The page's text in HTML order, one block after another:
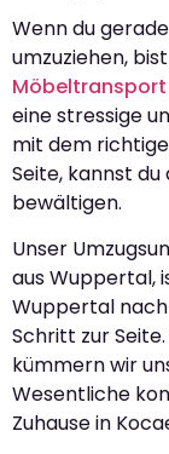
Wenn du
umzuziehen,
Möbeltransport
eine stressige
mit dem
Seite, kannst
bewältigen.
Unser
aus Wuppertal,
Wuppertal
Schritt zur
kümmern wir
Wesentliche
Zuhause in